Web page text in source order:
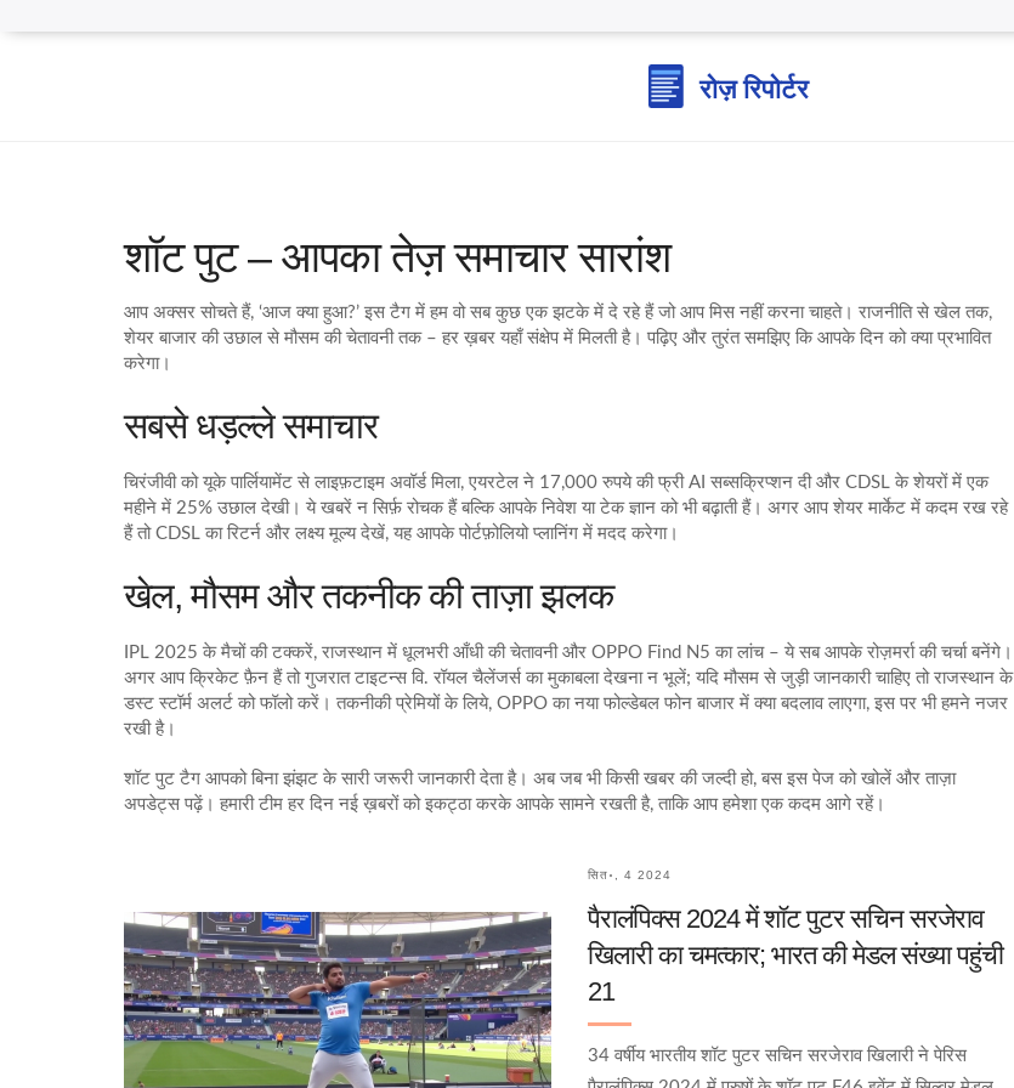
शॉट पुट – आपका तेज़ समाचार सारांश
आप अक्सर सोचते हैं, ‘आज क्या हुआ?’ इस टैग में हम वो सब कुछ एक झटके में दे रहे हैं जो आप मिस नहीं करना चाहते। राजनीति से खेल तक,
शेयर बाजार की उछाल से मौसम की चेतावनी तक – हर ख़बर यहाँ संक्षेप में मिलती है। पढ़िए और तुरंत समझिए कि आपके दिन को क्या प्रभावित
करेगा।
सबसे धड़ल्ले समाचार
चिरंजीवी को यूके पार्लियामेंट से लाइफ़टाइम अवॉर्ड मिला, एयरटेल ने 17,000 रुपये की फ्री AI सब्सक्रिप्शन दी और CDSL के शेयरों में एक
महीने में 25% उछाल देखी। ये खबरें न सिर्फ़ रोचक हैं बल्कि आपके निवेश या टेक ज्ञान को भी बढ़ाती हैं। अगर आप शेयर मार्केट में कदम रख रहे
हैं तो CDSL का रिटर्न और लक्ष्य मूल्य देखें, यह आपके पोर्टफ़ोलियो प्लानिंग में मदद करेगा।
खेल, मौसम और तकनीक की ताज़ा झलक
IPL 2025 के मैचों की टक्करें, राजस्थान में धूलभरी आँधी की चेतावनी और OPPO Find N5 का लांच – ये सब आपके रोज़मर्रा की चर्चा बनेंगे।
अगर आप क्रिकेट फ़ैन हैं तो गुजरात टाइटन्स वि. रॉयल चैलेंजर्स का मुकाबला देखना न भूलें; यदि मौसम से जुड़ी जानकारी चाहिए तो राजस्थान के
डस्ट स्टॉर्म अलर्ट को फॉलो करें। तकनीकी प्रेमियों के लिये, OPPO का नया फोल्डेबल फोन बाजार में क्या बदलाव लाएगा, इस पर भी हमने नजर
रखी है।
शॉट पुट टैग आपको बिना झंझट के सारी जरूरी जानकारी देता है। अब जब भी किसी खबर की जल्दी हो, बस इस पेज को खोलें और ताज़ा
अपडेट्स पढ़ें। हमारी टीम हर दिन नई ख़बरों को इकट्ठा करके आपके सामने रखती है, ताकि आप हमेशा एक कदम आगे रहें।
सित॰, 4 2024
पैरालंपिक्स 2024 में शॉट पुटर सचिन सरजेराव
खिलारी का चमत्कार; भारत की मेडल संख्या पहुंची
21
34 वर्षीय भारतीय शॉट पुटर सचिन सरजेराव खिलारी ने पेरिस